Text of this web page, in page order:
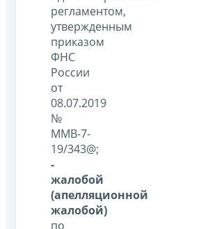
регламентом,
утвержденным
приказом
ФНС
России
от
08.07.2019
№
ММВ-7-
19/343@;
-
жалобой
(апелляционной
жалобой)
по